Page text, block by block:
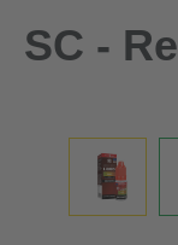
SC -
Bildergalerie